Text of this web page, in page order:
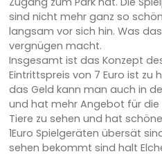
sind nicht mehr ganz so
langsam vor sich hin. Was
vergnügen macht.
Insgesamt ist das Konzept
Eintrittspreis von 7 Euro ist zu
das Geld kann man auch in
und hat mehr Angebot für
Tiere zu sehen und hat
1Euro Spielgeräten übersät
sehen bekommt sind halt